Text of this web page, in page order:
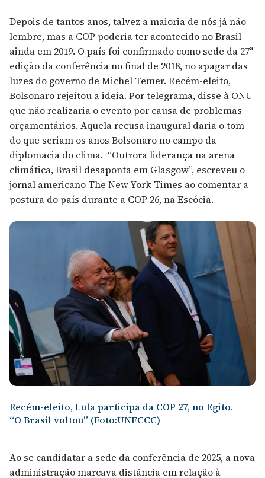
Depois de tantos anos, talvez a maioria de nós já não
lembre, mas a COP poderia ter acontecido no Brasil
ainda em 2019. O país foi confirmado como sede da 27ª
edição da conferência no final de 2018, no apagar das
luzes do governo de Michel Temer. Recém-eleito,
Bolsonaro rejeitou a ideia. Por telegrama, disse à ONU
que não realizaria o evento por causa de problemas
orçamentários. Aquela recusa inaugural daria o tom
do que seriam os anos Bolsonaro no campo da
diplomacia do clima. “Outrora liderança na arena
climática, Brasil desaponta em Glasgow”, escreveu o
jornal americano The New York Times ao comentar a
postura do país durante a COP 26, na Escócia.
Recém-eleito, Lula participa da COP 27, no Egito.
“O Brasil voltou” (Foto:UNFCCC)
Ao se candidatar a sede da conferência de 2025, a nova
administração marcava distância em relação à